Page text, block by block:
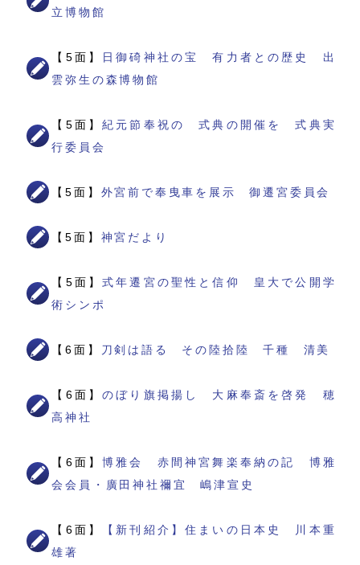
立博物館
【5面】
日御碕神社の宝 有力者との歴史 出
雲弥生の森博物館
【5面】紀元節奉祝の 式典の開催を 式典実
行委員会
【5面】 外宮前で奉曳車を展示 御遷宮委員会
【5面】 神宮だより
【5面】式年遷宮の聖性と信仰 皇大で公開学
術シンポ
【6面】 刀剣は語る その陸拾陸 千種 清美
【6面】のぼり旗掲揚し 大麻奉斎を啓発 穂
高神社
【6面】博雅会 赤間神宮舞楽奉納の記 博雅
会会員・廣田神社禰宜 嶋津宣史
【6面】
【新刊紹介】住まいの日本史 川本重
雄著